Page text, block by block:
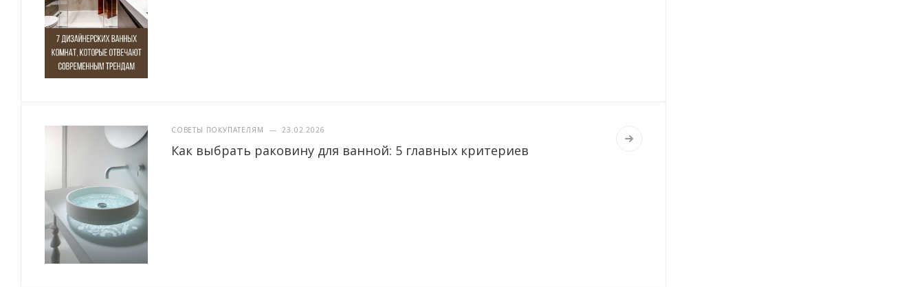
СОВЕТЫ ПОКУПАТЕЛЯМ — 23.02.2026
Как выбрать раковину для ванной: 5 главных критериев